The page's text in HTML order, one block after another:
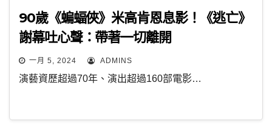
90歲《蝙蝠俠》米高肯恩息影！《逃亡》
謝幕吐心聲：帶著一切離開
一月 5, 2024 ADMINS
演藝資歷超過70年、演出超過160部電影…